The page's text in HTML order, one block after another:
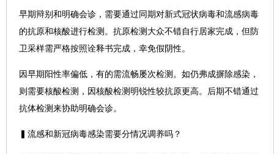
早期辩别和明确会诊，需要通过同期对新式冠状病毒和流感病毒
的抗原和核酸进行检测。抗原检测大众不错自行居家完成，但防
卫采样需严格按照诠释书完成，幸免假阴性。
因早期阳性率偏低，有的需流畅屡次检测。如仍弗成摒除感染，
则需要核酸检测，因核酸检测明锐性较抗原更高。后期不错通过
抗体检测来协助明确会诊。
▍流感和新冠病毒感染需要分情况调养吗？